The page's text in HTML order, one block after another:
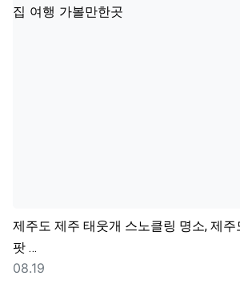
제주도 제주 태웃개 스노클링 명소, 제
팟 …
등록일
08.19